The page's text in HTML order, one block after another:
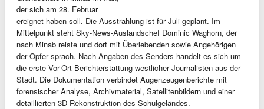
der sich am 28. Februar
ereignet haben soll. Die Ausstrahlung ist für Juli geplant. Im
Mittelpunkt steht Sky-News-Auslandschef Dominic Waghorn, der
nach Minab reiste und dort mit Überlebenden sowie Angehörigen
der Opfer sprach. Nach Angaben des Senders handelt es sich um
die erste Vor-Ort-Berichterstattung westlicher Journalisten aus der
Stadt. Die Dokumentation verbindet Augenzeugenberichte mit
forensischer Analyse, Archivmaterial, Satellitenbildern und einer
detaillierten 3D-Rekonstruktion des Schulgeländes.